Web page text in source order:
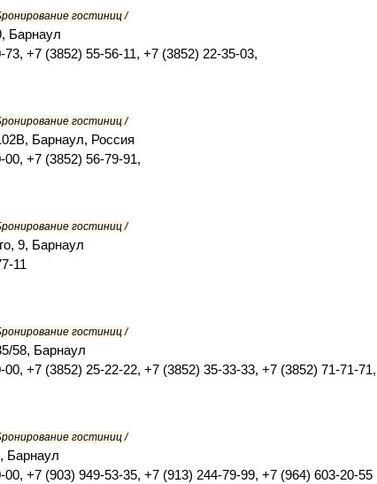
гостиниц /
Барнаул
+7 (3852) 55-56-11, +7 (3852) 22-35-03,
гостиниц /
Барнаул, Россия
+7 (3852) 56-79-91,
гостиниц /
9, Барнаул
11
гостиниц /
58, Барнаул
+7 (3852) 25-22-22, +7 (3852) 35-33-33, +7 (3852) 71-71-71,
гостиниц /
Барнаул
+7 (903) 949-53-35, +7 (913) 244-79-99, +7 (964) 603-20-55